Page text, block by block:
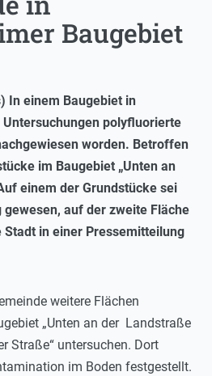
Baugebiet
In einem Baugebiet in
Untersuchungen polyfluorierte
worden. Betroffen
im Baugebiet „Unten an
einem der Grundstücke sei
auf der zweite Fläche
Stadt in einer Pressemitteilung
weitere Flächen
„Unten an der Landstraße
Straße“ untersuchen. Dort
im Boden festgestellt.